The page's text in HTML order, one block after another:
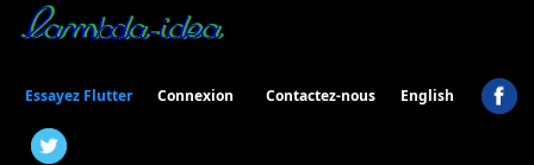
Essayez Flutter Connexion Contactez-nous English